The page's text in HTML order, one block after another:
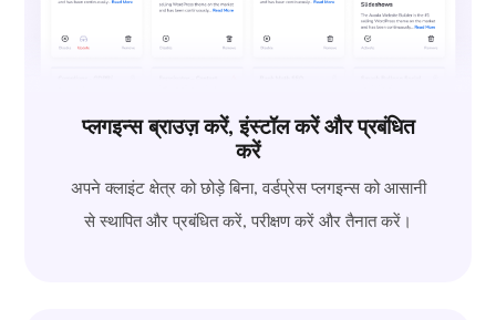
प्लगइन्स ब्राउज़ करें, इंस्टॉल करें और प्रबंधित
करें
अपने क्लाइंट क्षेत्र को छोड़े बिना, वर्डप्रेस प्लगइन्स को आसानी
से स्थापित और प्रबंधित करें, परीक्षण करें और तैनात करें।